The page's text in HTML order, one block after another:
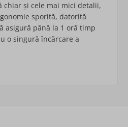
chiar și cele mai mici detalii,
sporită, datorită
asigură până la 1 oră timp
o singură încărcare a